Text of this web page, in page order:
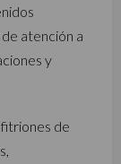
atención a
y
de